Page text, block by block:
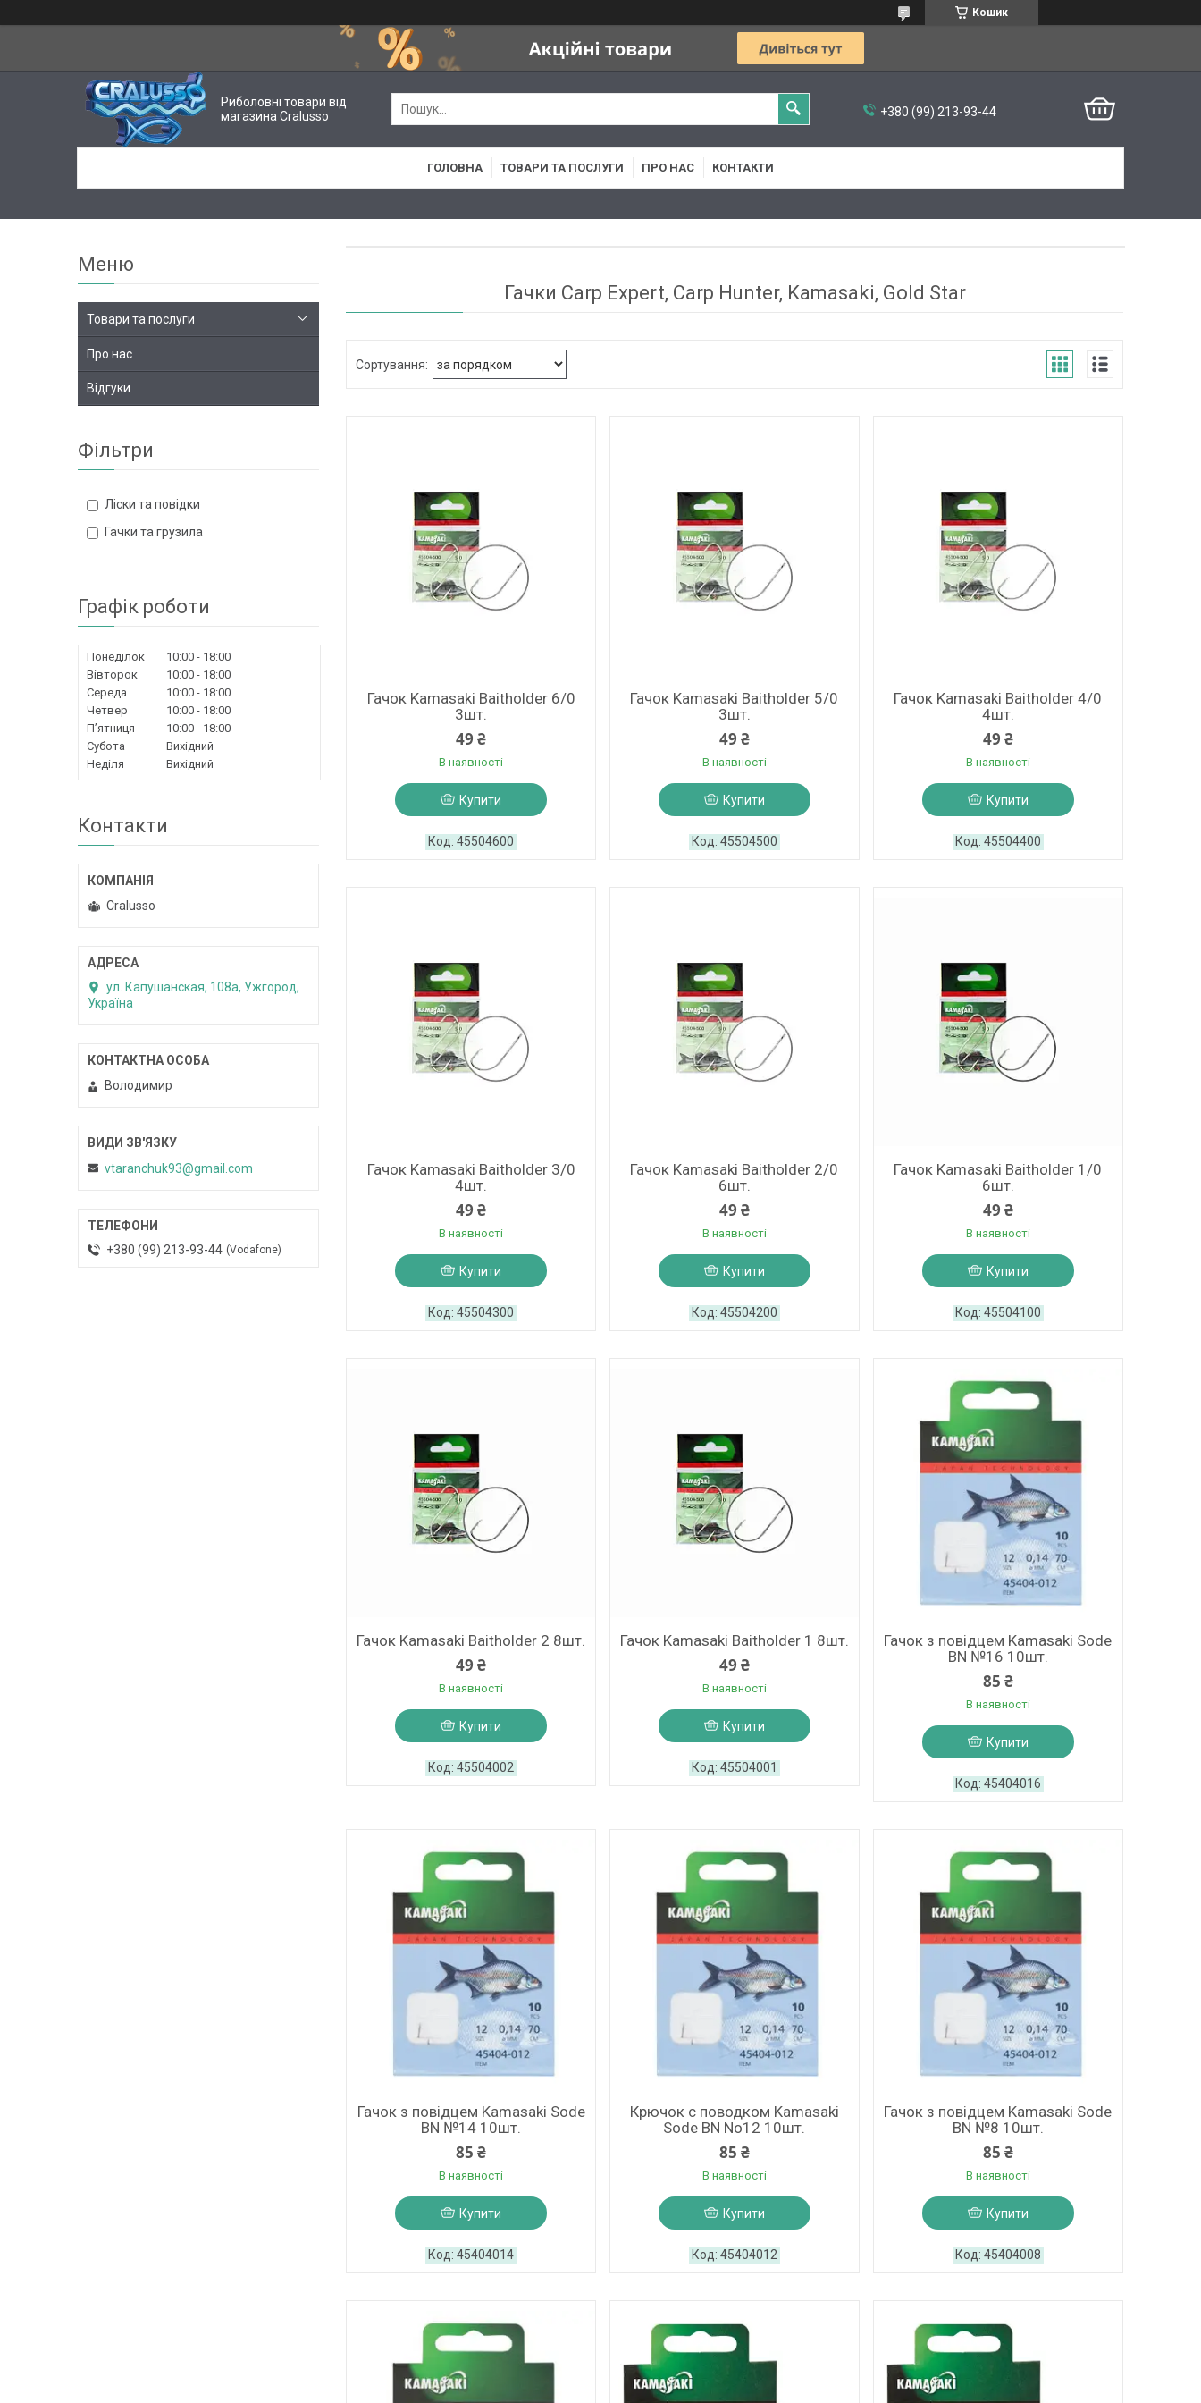
Кошик
Риболовні товари від
магазина Cralusso
+380 (99) 213-93-44
ГОЛОВНА ТОВАРИ ТА ПОСЛУГИ ПРО НАС КОНТАКТИ
Гачки Carp Expert, Carp Hunter, Kamasaki, Gold Star
Гачок Kamasaki Baitholder 6/0
3шт.
49 ₴
В наявності
Купити
45504600
Гачок Kamasaki Baitholder 5/0
3шт.
49 ₴
В наявності
Купити
45504500
Гачок Kamasaki Baitholder 4/0
4шт.
49 ₴
В наявності
Купити
45504400
Гачок Kamasaki Baitholder 3/0
4шт.
49 ₴
В наявності
Купити
45504300
Гачок Kamasaki Baitholder 2/0
6шт.
49 ₴
В наявності
Купити
45504200
Гачок Kamasaki Baitholder 1/0
6шт.
49 ₴
В наявності
Купити
45504100
Гачок Kamasaki Baitholder 2 8шт.
49 ₴
В наявності
Купити
45504002
Гачок Kamasaki Baitholder 1 8шт.
49 ₴
В наявності
Купити
45504001
Гачок з повідцем Kamasaki Sode
BN №16 10шт.
85 ₴
В наявності
Купити
45404016
Гачок з повідцем Kamasaki Sode
BN №14 10шт.
85 ₴
В наявності
Купити
45404014
Крючок с поводком Kamasaki
Sode BN No12 10шт.
85 ₴
В наявності
Купити
45404012
Гачок з повідцем Kamasaki Sode
BN №8 10шт.
85 ₴
В наявності
Купити
45404008
Товари та послуги
Про нас
Відгуки
Фільтри
Ліски та повідки
Гачки та грузила
Графік роботи
Понеділок 10:00
18:00
Вівторок
10:00
18:00
Середа
10:00
18:00
Четвер
10:00
18:00
Пʼятниця
10:00
18:00
Субота
Вихідний
Неділя
Вихідний
Контакти
Cralusso
ул. Капушанская, 108а, Ужгород,
Україна
Володимир
vtaranchuk93@gmail.com
+380 (99) 213-93-44 Vodafone